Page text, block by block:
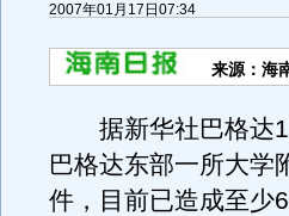
2007年01月17日07:34
来源：海
据新华社巴格达1
巴格达东部一所大学
件，目前已造成至少